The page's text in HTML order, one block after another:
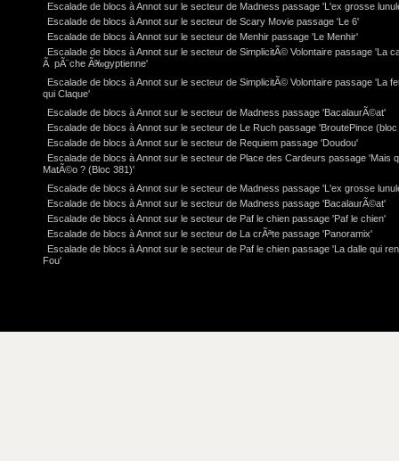
Escalade de blocs à Annot sur le secteur de Madness passage 'L'ex grosse
Escalade de blocs à Annot sur le secteur de Scary Movie passage 'Le 6'
Escalade de blocs à Annot sur le secteur de Menhir passage 'Le Menhir'
Escalade de blocs à Annot sur le secteur de SimplicitÃ© Volontaire passage 'La
Ã pÃ¨che Ã‰gyptienne'
Escalade de blocs à Annot sur le secteur de SimplicitÃ© Volontaire passage 'La
qui Claque'
Escalade de blocs à Annot sur le secteur de Madness passage 'BacalaurÃ©at'
Escalade de blocs à Annot sur le secteur de Le Ruch passage 'BroutePince (bloc
Escalade de blocs à Annot sur le secteur de Requiem passage 'Doudou'
Escalade de blocs à Annot sur le secteur de Place des Cardeurs passage 'Mais
MatÃ©o ? (Bloc 381)'
Escalade de blocs à Annot sur le secteur de Madness passage 'L'ex grosse
Escalade de blocs à Annot sur le secteur de Madness passage 'BacalaurÃ©at'
Escalade de blocs à Annot sur le secteur de Paf le chien passage 'Paf le chien'
Escalade de blocs à Annot sur le secteur de La crÃªte passage 'Panoramix'
Escalade de blocs à Annot sur le secteur de Paf le chien passage 'La dalle qui
Fou'